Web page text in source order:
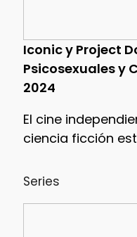
Iconic y Project
Psicosexuales y
2024
El cine
ciencia ficción
Series